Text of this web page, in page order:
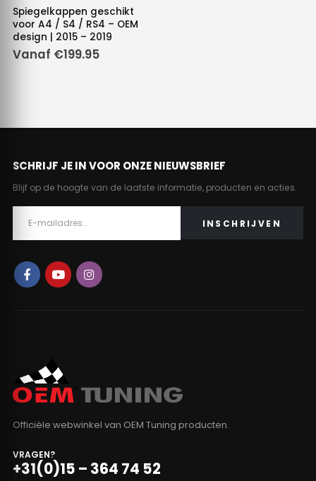
product
heeft
meerdere
gekozen
op
productpagina
Spiegelkappen geschikt
voor A4 / S4 / RS4 – OEM
design | 2015 – 2019
Vanaf €199.95
SCHRIJF JE IN VOOR ONZE NIEUWSBRIEF
Blijf op de hoogte van de laatste informatie, producten en acties.
Officiële webwinkel van OEM Tuning producten.
VRAGEN?
+31(0)15 – 364 74 52